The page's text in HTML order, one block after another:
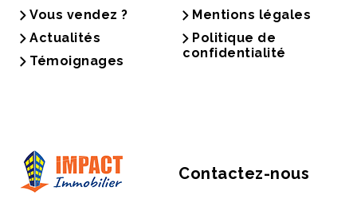
Vous vendez ?
Actualités
Témoignages
Mentions légales
Politique de
confidentialité
Contactez-nous